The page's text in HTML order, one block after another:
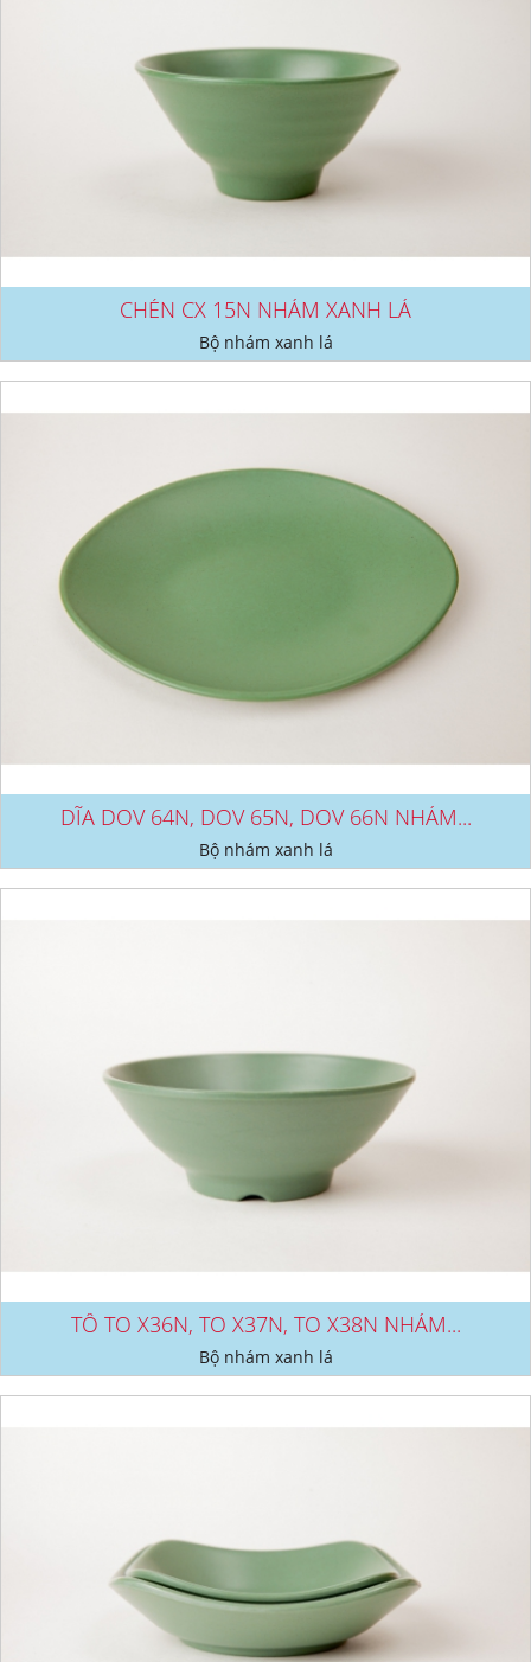
CHÉN CX 15N NHÁM XANH LÁ
Bộ nhám xanh lá
DĨA DOV 64N, DOV 65N, DOV 66N NHÁM...
Bộ nhám xanh lá
TÔ TO X36N, TO X37N, TO X38N NHÁM...
Bộ nhám xanh lá